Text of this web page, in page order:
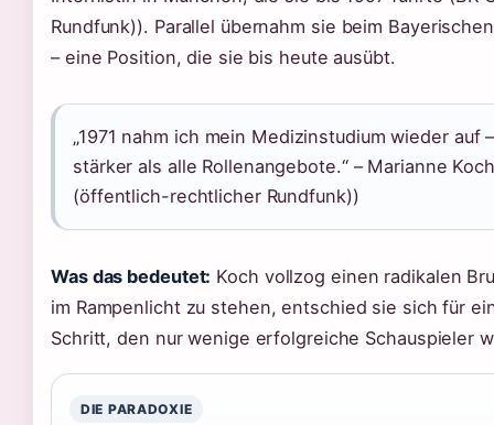
Rundfunk)). Parallel übernahm sie beim
– eine Position, die sie bis heute ausübt.
„1971 nahm ich mein Medizinstudium wieder auf
stärker als alle Rollenangebote.“ – Marianne
(öffentlich-rechtlicher Rundfunk))
Was das bedeutet: Koch vollzog einen radikalen
im Rampenlicht zu stehen, entschied sie sich für
Schritt, den nur wenige erfolgreiche Schauspieler
DIE PARADOXIE